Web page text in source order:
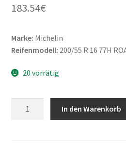
183.54€
Marke: Michelin
Reifenmodell: 200/55 R 16 77H
20 vorrätig
In den Warenkorb